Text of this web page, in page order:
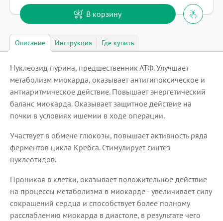
В корзину
Описание Инструкция Где купить
Нуклеозид пурина, предшественник АТФ. Улучшает
метаболизм миокарда, оказывает антигипоксическое и
антиаритмическое действие. Повышает энергетический
баланс миокарда. Оказывает защитное действие на
почки в условиях ишемии в ходе операции.
Участвует в обмене глюкозы, повышает активность ряда
ферментов цикла Кребса. Стимулирует синтез
нуклеотидов.
Проникая в клетки, оказывает положительное действие
на процессы метаболизма в миокарде - увеличивает силу
сокращений сердца и способствует более полному
расслаблению миокарда в диастоле, в результате чего